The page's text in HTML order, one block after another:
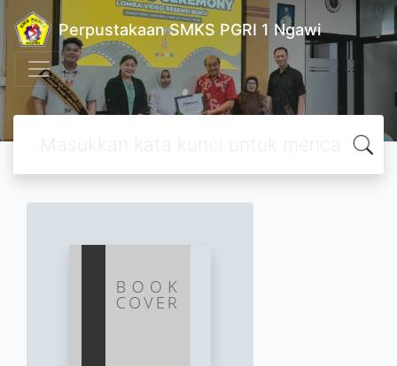
Perpustakaan SMKS PGRI 1 Ngawi